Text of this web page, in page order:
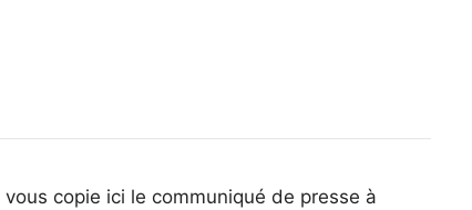
copie ici le communiqué de presse à